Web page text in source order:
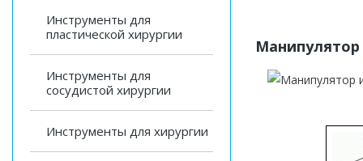
Инструменты для
пластической хирургии
Инструменты для
сосудистой хирургии
Инструменты для хирургии
Манипулятор